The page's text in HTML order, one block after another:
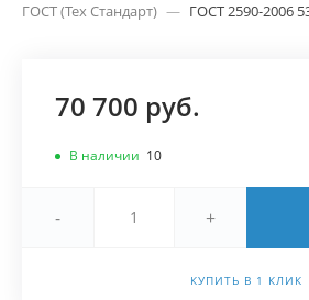
ГОСТ (Тех Стандарт) — ГОСТ 2590-2006
70 700 руб.
В наличии 10
- +
КУПИТЬ В 1 КЛИК